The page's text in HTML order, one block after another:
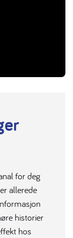
for deg
allerede
historier
hos